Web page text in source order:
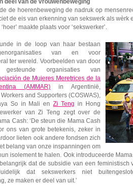
deel van de vrouwenbeweging
de hoerenbeweging de nadruk op
de eis van erkenning van sekswerk als wèrk
maakte plaats voor ‘sekswerker’.
in de loop van haar bestaan
van en voor
ter wereld. Voorbeelden van door
organisaties van
de Mujeres Meretrices de la
(AMMAR) in Argentinië,
and Supporters (COSWAS),
So in Mali enZi Teng in Hong
van Zi Teng zegt over de
Cash: ‘De steun die Mama Cash
ons van grote betekenis, zeker in
lieten ook andere fondsen zich
belang van onze inspanningen om
isolement te halen. Ook introduceerde
dat de subsidie van een feministisch
dat sekswerkers niet
ze maken er deel van uit.’